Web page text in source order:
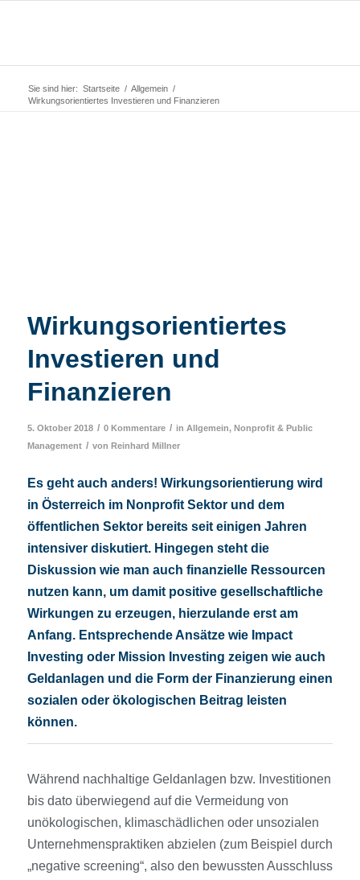
Sie sind hier: Startseite / Allgemein /
Wirkungsorientiertes Investieren und Finanzieren
Wirkungsorientiertes
Investieren und
Finanzieren
5. Oktober 2018 / 0 Kommentare / in Allgemein, Nonprofit & Public
Management / von Reinhard Millner
Es geht auch anders! Wirkungsorientierung wird
in Österreich im Nonprofit Sektor und dem
öffentlichen Sektor bereits seit einigen Jahren
intensiver diskutiert. Hingegen steht die
Diskussion wie man auch finanzielle Ressourcen
nutzen kann, um damit positive gesellschaftliche
Wirkungen zu erzeugen, hierzulande erst am
Anfang. Entsprechende Ansätze wie Impact
Investing oder Mission Investing zeigen wie auch
Geldanlagen und die Form der Finanzierung einen
sozialen oder ökologischen Beitrag leisten
können.
Während nachhaltige Geldanlagen bzw. Investitionen
bis dato überwiegend auf die Vermeidung von
unökologischen, klimaschädlichen oder unsozialen
Unternehmenspraktiken abzielen (zum Beispiel durch
„negative screening“, also den bewussten Ausschluss